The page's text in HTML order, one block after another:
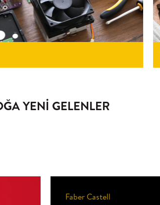
YENİ GELENLER
Faber Castell